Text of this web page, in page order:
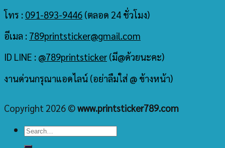
โทร : 091-893-9446 (ตลอด 24 ชั่วโมง)
อีเมล : 789printsticker@gmail.com
ID LINE : @789printsticker (มี@ด้วยนะคะ)
งานด่วนกรุณาแอดไลน์ (อย่าลืมใส่ @ ข้างหน้า)
Copyright 2026 ©www.printsticker789.com